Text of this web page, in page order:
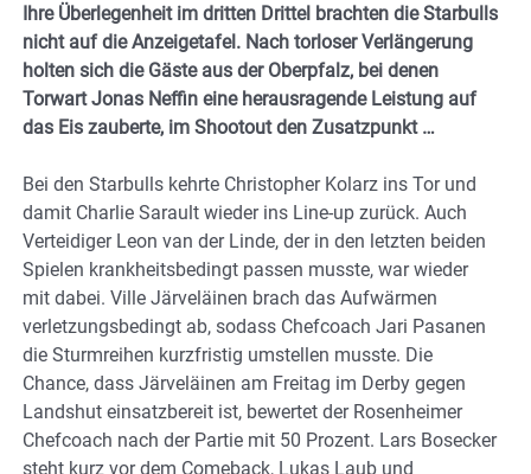
Ihre Überlegenheit im dritten Drittel brachten die Starbulls
nicht auf die Anzeigetafel. Nach torloser Verlängerung
holten sich die Gäste aus der Oberpfalz, bei denen
Torwart Jonas Neffin eine herausragende Leistung auf
das Eis zauberte, im Shootout den Zusatzpunkt …
Bei den Starbulls kehrte Christopher Kolarz ins Tor und
damit Charlie Sarault wieder ins Line-up zurück. Auch
Verteidiger Leon van der Linde, der in den letzten beiden
Spielen krankheitsbedingt passen musste, war wieder
mit dabei. Ville Järveläinen brach das Aufwärmen
verletzungsbedingt ab, sodass Chefcoach Jari Pasanen
die Sturmreihen kurzfristig umstellen musste. Die
Chance, dass Järveläinen am Freitag im Derby gegen
Landshut einsatzbereit ist, bewertet der Rosenheimer
Chefcoach nach der Partie mit 50 Prozent. Lars Bosecker
steht kurz vor dem Comeback, Lukas Laub und